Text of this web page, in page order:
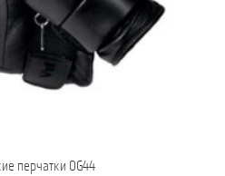
перчатки OG44